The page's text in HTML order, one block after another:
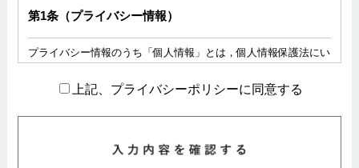
第1条（プライバシー情報）
プライバシー情報のうち「個人情報」とは，個人情報保護法にい
って，当該情報に含まれる氏名，生年月日，住所，電話番号，連
す。
に定める「個人情報」以外のものをいい，ご利用いただいたサー
上記、プライバシーポリシーに同意する